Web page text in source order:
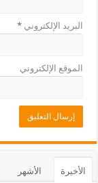
البريد الإلكتروني*
الموقع الإلكتروني
الأخيرة الأشهر